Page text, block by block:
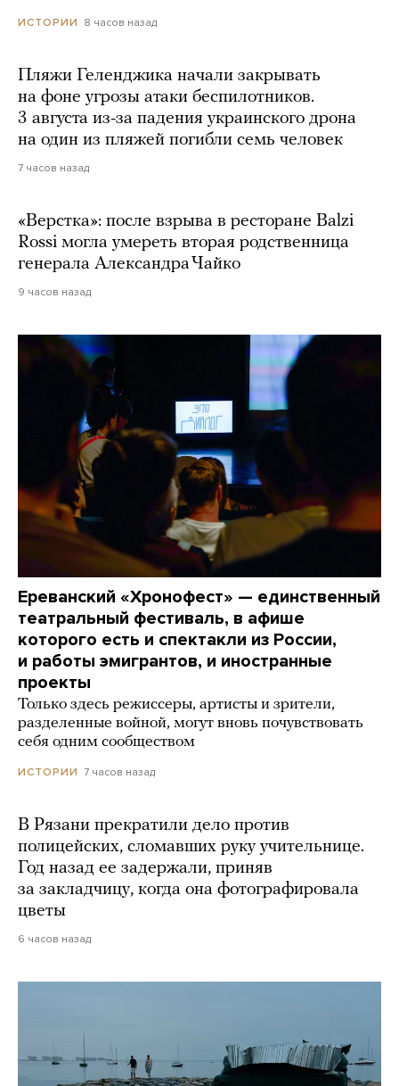
ИСТОРИИ 8 часов назад
Пляжи Геленджика начали закрывать
на фоне угрозы атаки беспилотников.
3 августа из-за падения украинского дрона
на один из пляжей погибли семь человек
7 часов назад
«Верстка»: после взрыва в ресторане Balzi
Rossi могла умереть вторая родственница
генерала Александра Чайко
9 часов назад
Ереванский «Хронофест» — единственный
театральный фестиваль, в афише
которого есть и спектакли из России,
и работы эмигрантов, и иностранные
проекты
Только здесь режиссеры, артисты и зрители,
разделенные войной, могут вновь почувствовать
себя одним сообществом
ИСТОРИИ 7 часов назад
В Рязани прекратили дело против
полицейских, сломавших руку учительнице.
Год назад ее задержали, приняв
за закладчицу, когда она фотографировала
цветы
6 часов назад